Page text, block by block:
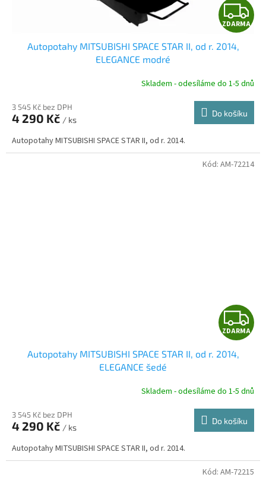
Z
D
R
ZDARMA
Autopotahy MITSUBISHI SPACE STAR II, od r. 2014,
ELEGANCE modré
Skladem - odesíláme do 1-5 dnů
3 545 Kč bez DPH
4 290 Kč / ks
Do košíku
Autopotahy MITSUBISHI SPACE STAR II, od r. 2014.
Z
D
R
ZDARMA
Autopotahy MITSUBISHI SPACE STAR II, od r. 2014,
ELEGANCE šedé
Skladem - odesíláme do 1-5 dnů
3 545 Kč bez DPH
4 290 Kč / ks
Do košíku
Autopotahy MITSUBISHI SPACE STAR II, od r. 2014.
Kód: AM-72214
Kód: AM-72215